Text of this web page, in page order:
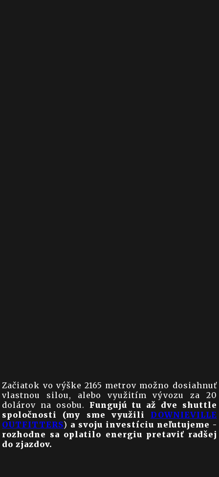
Začiatok vo výške 2165 metrov možno dosiahnuť
vlastnou silou, alebo využitím vývozu za 20
dolárov na osobu. Fungujú tu až dve shuttle
spoločnosti (my sme využili
DOWNIEVILLE
OUTFITTERS) a svoju investíciu neľutujeme -
rozhodne sa oplatilo energiu pretaviť radšej
do zjazdov.